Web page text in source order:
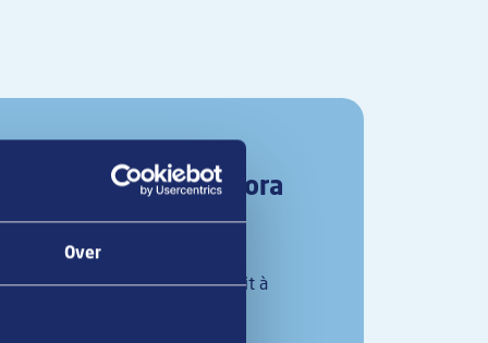
Over
Four & Airfryer Mora
croissants en
& Airfryer, Van Geloven enrichit à